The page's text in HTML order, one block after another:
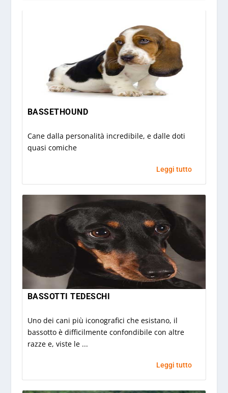
BASSETHOUND
Cane dalla personalità incredibile, e dalle doti
quasi comiche
Leggi tutto
BASSOTTI TEDESCHI
Uno dei cani più iconografici che esistano, il
bassotto è difficilmente confondibile con altre
razze e, viste le ...
Leggi tutto